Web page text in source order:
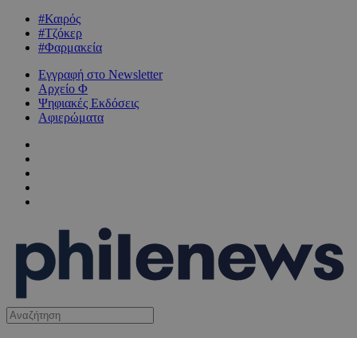
#Καιρός
#Τζόκερ
#Φαρμακεία
Εγγραφή στο Newsletter
Αρχείο Φ
Ψηφιακές Εκδόσεις
Αφιερώματα